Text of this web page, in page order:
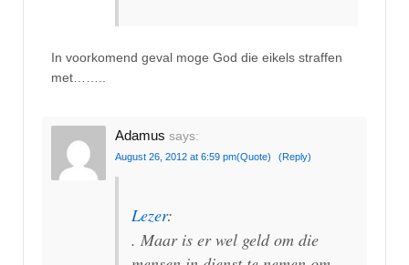
In voorkomend geval moge God die eikels straffen
met……..
Adamus says:
August 26, 2012 at 6:59 pm(Quote) (Reply)
Lezer:
. Maar is er wel geld om die